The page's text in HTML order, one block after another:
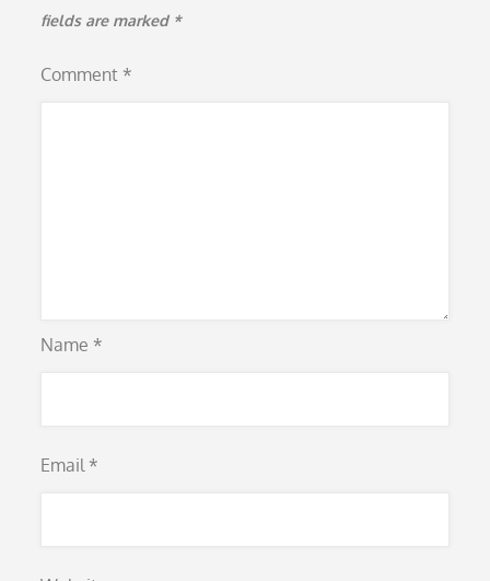
fields are marked *
Comment *
Name *
Email *